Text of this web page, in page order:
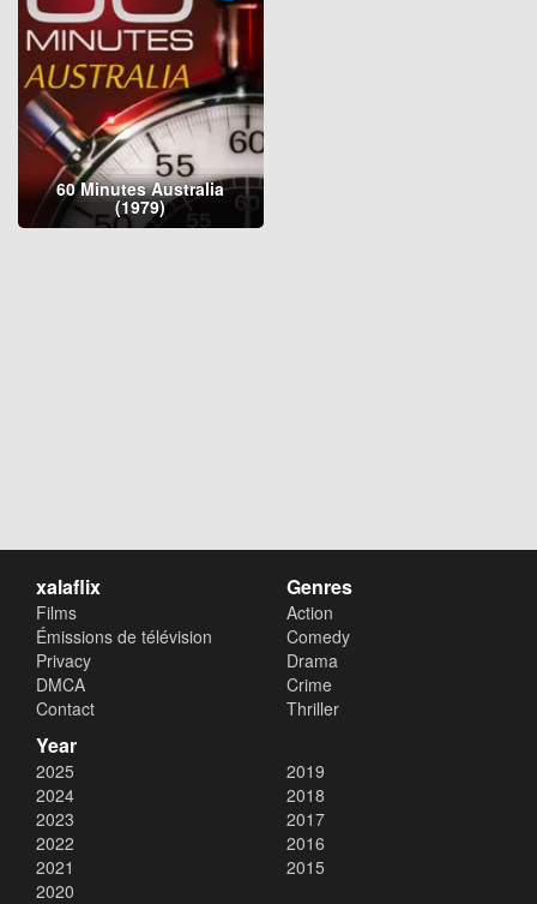
60 Minutes Australia
(1979)
xalaflix
Films
Émissions de télévision
Privacy
DMCA
Contact
Genres
Action
Comedy
Drama
Crime
Thriller
Year
2025
2024
2023
2022
2021
2020
2019
2018
2017
2016
2015